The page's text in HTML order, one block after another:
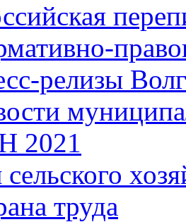
релизы
2021
труда